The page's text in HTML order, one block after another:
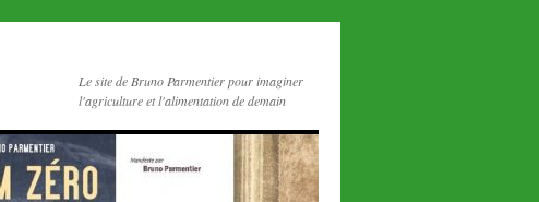
Le site de Bruno Parmentier pour imaginer
l'agriculture et l'alimentation de demain